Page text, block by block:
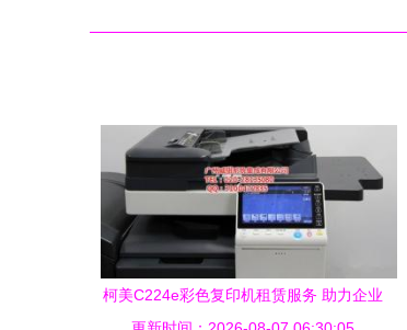
柯美C224e彩色复印机租赁服务 助力企业